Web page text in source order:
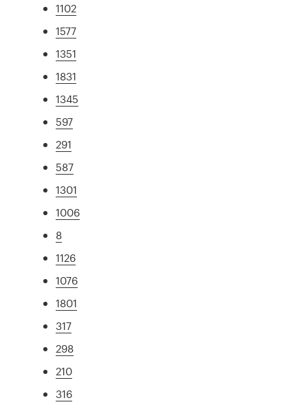
1102
1577
1351
1831
1345
597
291
587
1301
1006
8
1126
1076
1801
317
298
210
316